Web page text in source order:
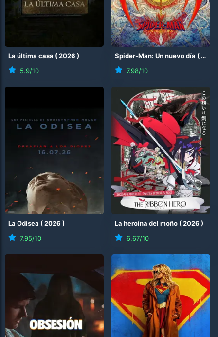
La última casa (2026 )
5.9/10
Spider-Man: Un nuevo día ( 2026
7.98/10
La Odisea (2026 )
7.95/10
La heroína del moño (2026 )
6.67/10